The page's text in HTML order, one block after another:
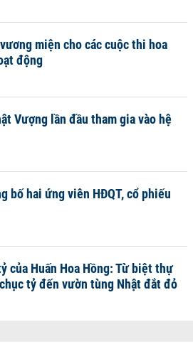
miện cho các cuộc thi hoa
động
Vượng lần đầu tham gia vào hệ
bố hai ứng viên HĐQT, cổ phiếu
của Huấn Hoa Hồng: Từ biệt thự
tỷ đến vườn tùng Nhật đắt đỏ